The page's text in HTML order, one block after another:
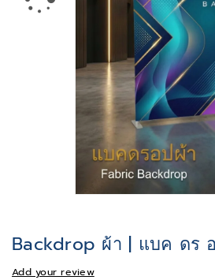
Backdrop ผ้า | แบค ดร
Add your review